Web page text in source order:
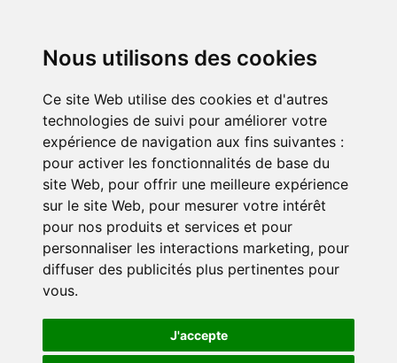
Nous utilisons des cookies
Ce site Web utilise des cookies et d'autres
technologies de suivi pour améliorer votre
expérience de navigation aux fins suivantes :
pour activer les fonctionnalités de base du
site Web, pour offrir une meilleure expérience
sur le site Web, pour mesurer votre intérêt
pour nos produits et services et pour
personnaliser les interactions marketing, pour
diffuser des publicités plus pertinentes pour
vous.
J'accepte